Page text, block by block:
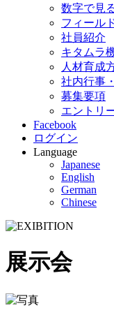
数字で見
フィール
社員紹介
キタムラ
人材育成
社内行事
募集要項
エントリ
Facebook
ログイン
Language
Japanese
English
German
Chinese
展示会